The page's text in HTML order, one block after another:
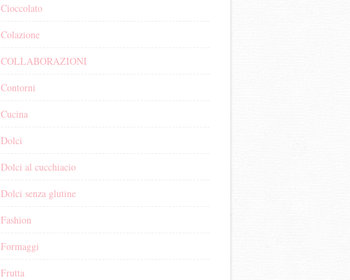
Cioccolato
Colazione
COLLABORAZIONI
Contorni
Cucina
Dolci
Dolci al cucchiacio
Dolci senza glutine
Fashion
Formaggi
Frutta